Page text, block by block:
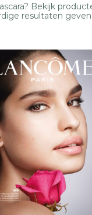
Bekijk
resultaten geven